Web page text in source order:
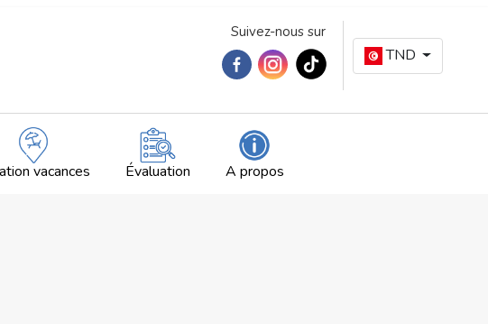
Suivez-nous sur
TND
vacances Évaluation A propos